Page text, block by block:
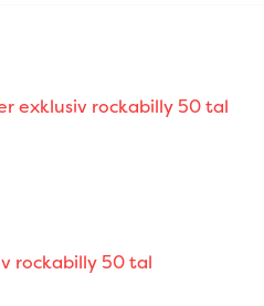
exklusiv rockabilly 50 tal
rockabilly 50 tal